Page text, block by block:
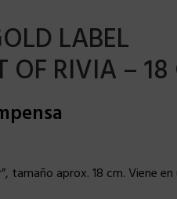
LABEL
OF RIVIA –
tamaño aprox. 18 cm. Viene